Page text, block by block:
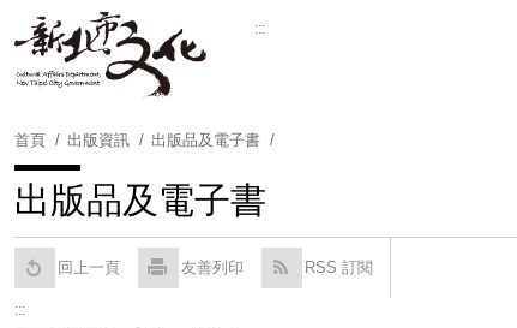
:::
首頁 出版資訊 出版品及電子書
出版品及電子書
回上一頁 友善列印 RSS 訂閱
:::